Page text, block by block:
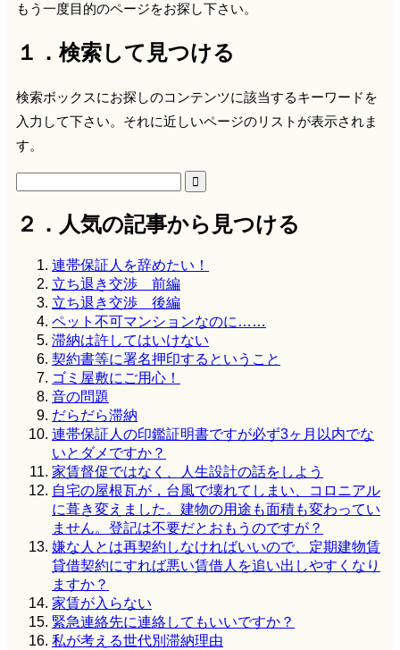
もう一度目的のページをお探し下さい。
１．検索して見つける
検索ボックスにお探しのコンテンツに該当するキーワードを
入力して下さい。それに近しいページのリストが表示されま
す。

２．人気の記事から見つける
連帯保証人を辞めたい！
立ち退き交渉 前編
立ち退き交渉 後編
ペット不可マンションなのに……
滞納は許してはいけない
契約書等に署名押印するということ
ゴミ屋敷にご用心！
音の問題
だらだら滞納
連帯保証人の印鑑証明書ですが必ず3ヶ月以内でな
いとダメですか？
家賃督促ではなく、人生設計の話をしよう
自宅の屋根瓦が，台風で壊れてしまい、コロニアル
に葺き変えました。建物の用途も面積も変わってい
ません。登記は不要だとおもうのですが？
嫌な人とは再契約しなければいいので、定期建物賃
貸借契約にすれば悪い賃借人を追い出しやすくなり
ますか？
家賃が入らない
緊急連絡先に連絡してもいいですか？
私が考える世代別滞納理由